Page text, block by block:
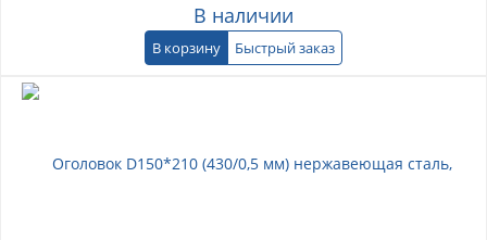
В наличии
В корзину Быстрый заказ